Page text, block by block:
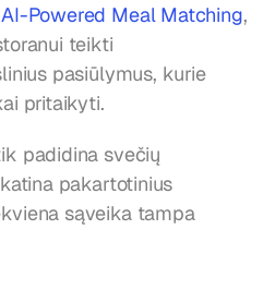
AI-Powered Meal Matching,
teikti
pasiūlymus, kurie
pritaikyti.
padidina svečių
pakartotinius
sąveika tampa